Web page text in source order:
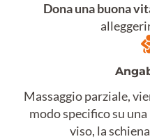
Dona una buona
Massaggio parziale,
modo specifico su
viso, la